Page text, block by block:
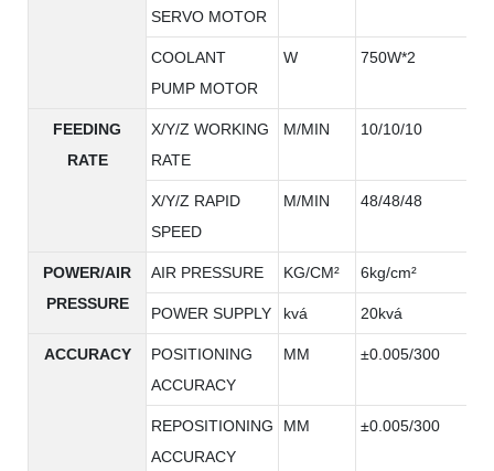
SERVO MOTOR
COOLANT
PUMP MOTOR
W 750W*2
FEEDING
RATE
X/Y/Z WORKING
RATE
M/MIN 10/10/10
X/Y/Z RAPID
SPEED
M/MIN 48/48/48
POWER/AIR
PRESSURE
AIR PRESSURE KG/CM² 6kg/cm²
POWER SUPPLY kvá 20kvá
ACCURACY
POSITIONING
ACCURACY
MM ±0.005/300
REPOSITIONING
ACCURACY
MM ±0.005/300